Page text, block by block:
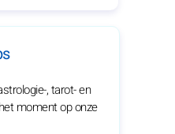
, tarot- en
moment op onze